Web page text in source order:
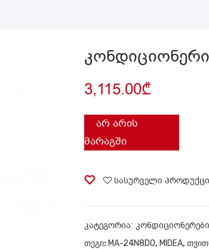
კონდიციონერი
3,115.00₾
ᲐᲠ ᲐᲠᲘᲡ
ᲛᲐᲠᲐᲒᲨᲘ
სასურველი
ᲙᲐᲢᲔᲒᲝᲠᲘᲐ: კონდიციონერები
ᲗᲔᲒᲘ: MA-24N8DO, MIDEA,